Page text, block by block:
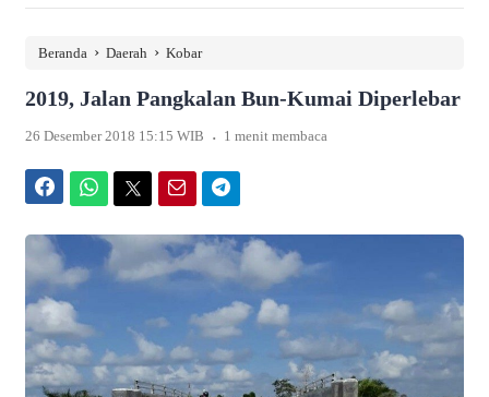
Beranda › Daerah › Kobar
2019, Jalan Pangkalan Bun-Kumai Diperlebar
26 Desember 2018 15:15 WIB . 1 menit membaca